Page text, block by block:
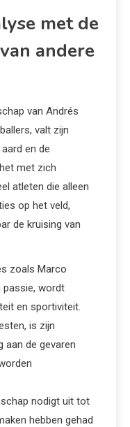
met de
andere
van Andrés
valt zijn
en de
met zich
atleten die alleen
op het veld,
de kruising van
zoals Marco
passie, wordt
en sportiviteit.
is zijn
aan de gevaren
nodigt uit tot
hebben gehad